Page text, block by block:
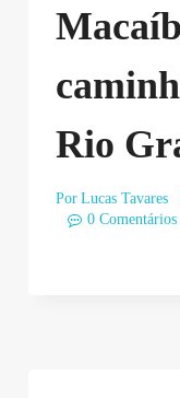
Rio
Por Lucas Tavares
0 Comentários